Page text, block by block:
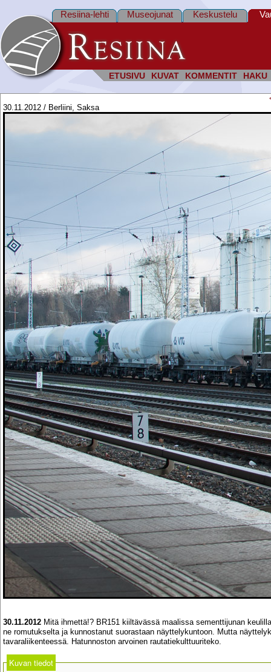
ETUSIVU KUVAT KOMMENTIT HAKU
Resiina-lehti Museojunat Keskustelu
30.11.2012 / Berliini, Saksa
30.11.2012 Mitä ihmettä!? BR151 kiiltävässä maalissa sementtijunan
ne romutukselta ja kunnostanut suorastaan näyttelykuntoon. Mutta
tavaraliikenteessä. Hatunnoston arvoinen rautatiekulttuuriteko.
Kuvan tiedot